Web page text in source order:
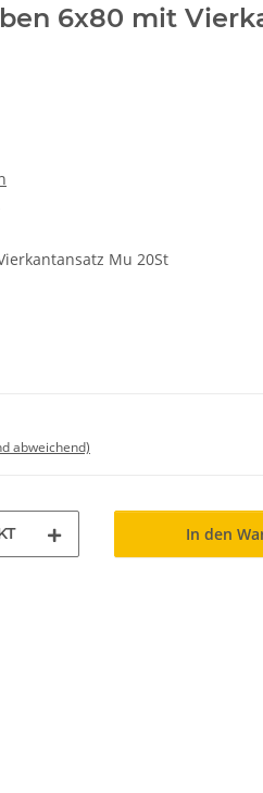
6x80 mit
Mu 20St
abweichend)
In den